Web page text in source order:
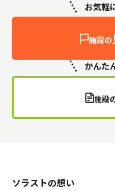
かんた
施設
お気軽
施設の
ソラストの想い